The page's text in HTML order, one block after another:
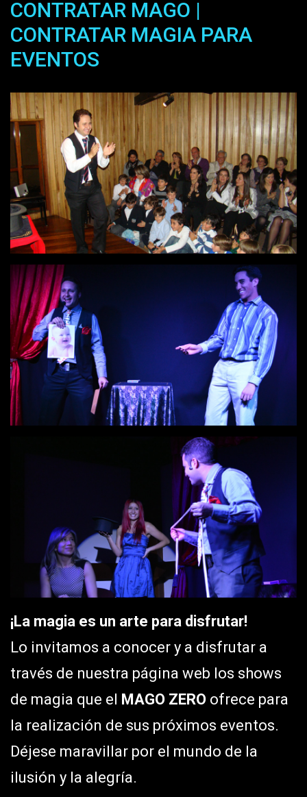
CONTRATAR MAGO |
CONTRATAR MAGIA PARA
EVENTOS
¡La magia es un arte para disfrutar!
Lo invitamos a conocer y a disfrutar a
través de nuestra página web los shows
de magia que el MAGO ZERO ofrece para
la realización de sus próximos eventos.
Déjese maravillar por el mundo de la
ilusión y la alegría.